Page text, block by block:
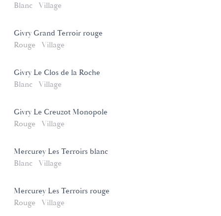
Blanc
Village
Givry Grand Terroir rouge
Rouge
Village
Givry Le Clos de la Roche
Blanc
Village
Givry Le Creuzot Monopole
Rouge
Village
Mercurey Les Terroirs blanc
Blanc
Village
Mercurey Les Terroirs rouge
Rouge
Village